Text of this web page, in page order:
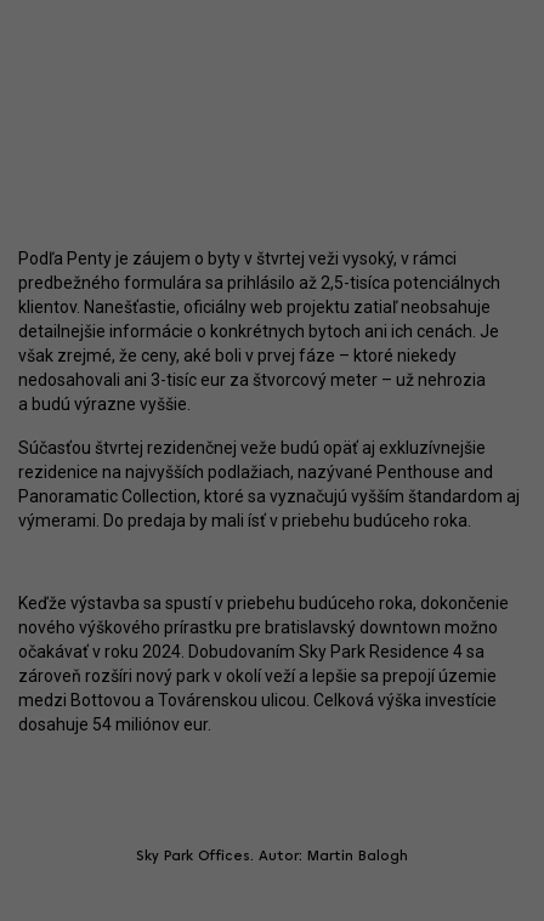
Podľa Penty je záujem o byty v štvrtej veži vysoký, v rámci
predbežného formulára sa prihlásilo až 2,5-tisíca potenciálnych
klientov. Nanešťastie, oficiálny web projektu zatiaľ neobsahuje
detailnejšie informácie o konkrétnych bytoch ani ich cenách. Je
však zrejmé, že ceny, aké boli v prvej fáze – ktoré niekedy
nedosahovali ani 3-tisíc eur za štvorcový meter – už nehrozia
a budú výrazne vyššie.
Súčasťou štvrtej rezidenčnej veže budú opäť aj exkluzívnejšie
rezidenice na najvyšších podlažiach, nazývané Penthouse and
Panoramatic Collection, ktoré sa vyznačujú vyšším štandardom aj
výmerami. Do predaja by mali ísť v priebehu budúceho roka.
Keďže výstavba sa spustí v priebehu budúceho roka, dokončenie
nového výškového prírastku pre bratislavský downtown možno
očakávať v roku 2024. Dobudovaním Sky Park Residence 4 sa
zároveň rozšíri nový park v okolí veží a lepšie sa prepojí územie
medzi Bottovou a Továrenskou ulicou. Celková výška investície
dosahuje 54 miliónov eur.
Sky Park Offices. Autor: Martin Balogh